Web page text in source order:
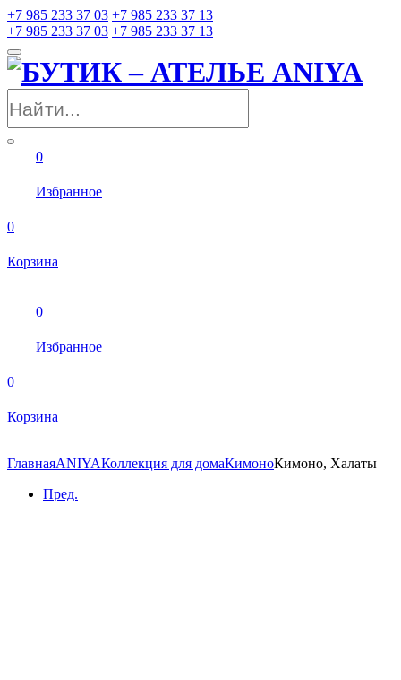
+7 985 233 37 03 +7 985 233 37 13
+7 985 233 37 03 +7 985 233 37 13
0
Избранное
0
Корзина
0
Избранное
0
Корзина
ГлавнаяANIYAКоллекция для домаКимоноКимоно, Халаты
Пред.